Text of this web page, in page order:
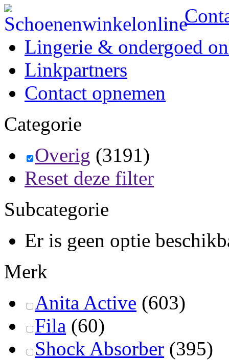
Lingerie & ondergoed
Linkpartners
Contact opnemen
Categorie
Overig (3191)
Reset deze filter
Subcategorie
Er is geen optie
Merk
Anita Active (603)
Fila (60)
Shock Absorber (395)